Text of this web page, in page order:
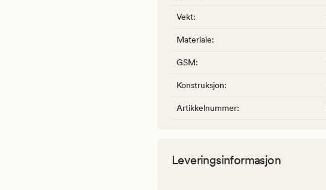
Vekt:
Materiale:
GSM:
Konstruksjon:
Artikkelnummer:
Leveringsinformasjon